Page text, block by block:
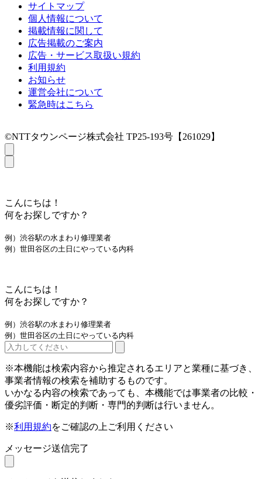
サイトマップ
個人情報について
掲載情報に関して
広告掲載のご案内
広告・サービス取扱い規約
利用規約
お知らせ
運営会社について
緊急時はこちら
©NTTタウンページ株式会社 TP25-193号【261029】
こんにちは！
何をお探しですか？
例）渋谷駅の水まわり修理業者
例）世田谷区の土日にやっている内科
こんにちは！
何をお探しですか？
例）渋谷駅の水まわり修理業者
例）世田谷区の土日にやっている内科
※本機能は検索内容から推定されるエリアと業種に基づき、
事業者情報の検索を補助するものです。
いかなる内容の検索であっても、本機能では事業者の比較・
優劣評価・断定的判断・専門的判断は行いません。
※利用規約をご確認の上ご利用ください
メッセージ送信完了